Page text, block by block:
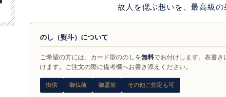
故人を偲ぶ想いを、最高級の
のし（熨斗）について
ご希望の方には、カード型ののしを無料でお付けします。表書
けます。ご注文の際に備考欄へお書き添えください。
御供 御仏前 御霊前 その他ご指定も可